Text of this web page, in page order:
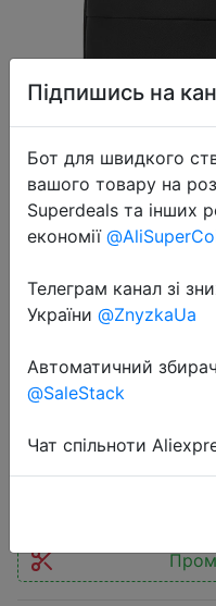
Backpack For
Fashionable
Anti-theft,
Laptop Bag,
Підпишись на
Бот для швидкого
вашого товару на
Superdeals та інших
економії
Телеграм канал зі
України @ZnyzkaUa
Автоматичний
@SaleStack
Чат спільноти